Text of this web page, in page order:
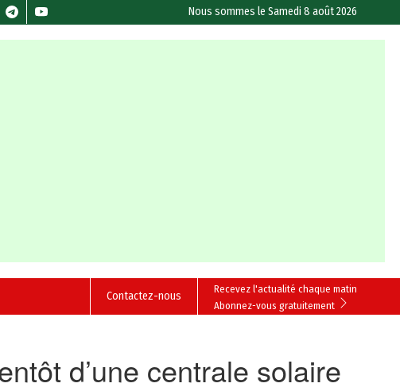
Nous sommes leSamedi 8 août 2026
Recevez l'actualité chaque matin
Abonnez-vous gratuitement
Contactez-nous
d’une centrale solaire